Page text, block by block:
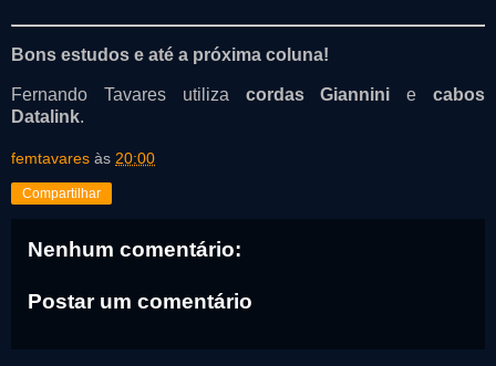
Bons estudos e até a próxima coluna!
Fernando Tavares utiliza cordas Giannini ecabos
Datalink.
femtavares às 20:00
Compartilhar
Nenhum comentário:
Postar um comentário